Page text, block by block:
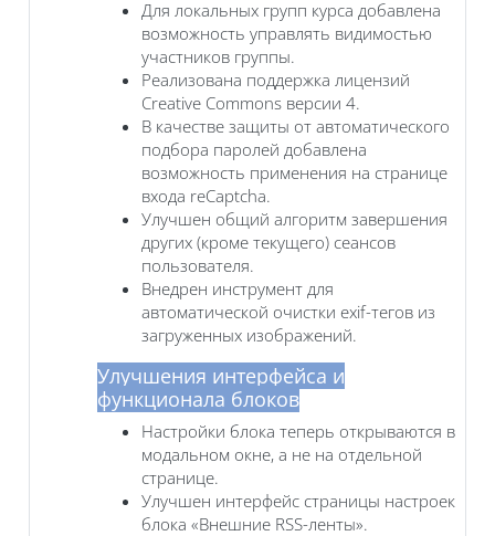
Для локальных групп курса добавлена
возможность управлять видимостью
участников группы.
Реализована поддержка лицензий
Creative Commons версии 4.
В качестве защиты от автоматического
подбора паролей добавлена
возможность применения на странице
входа reCaptcha.
Улучшен общий алгоритм завершения
других (кроме текущего) сеансов
пользователя.
Внедрен инструмент для
автоматической очистки exif-тегов из
загруженных изображений.
Улучшения интерфейса и
функционала блоков
Настройки блока теперь открываются в
модальном окне, а не на отдельной
странице.
Улучшен интерфейс страницы настроек
блока «Внешние RSS-ленты».